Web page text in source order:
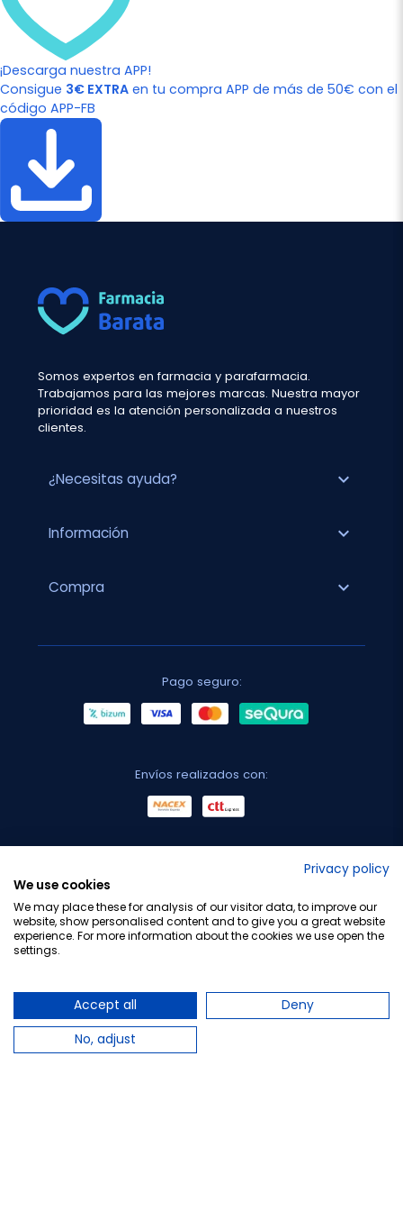
¡Descarga nuestra APP!
Consigue 3€ EXTRA en tu compra APP de más de 50€ con el
código APP-FB
Somos expertos en farmacia y parafarmacia.
Trabajamos para las mejores marcas. Nuestra mayor
prioridad es la atención personalizada a nuestros
clientes.
¿Necesitas ayuda? expand_more
Información expand_more
Compra expand_more
Pago seguro:
Envíos realizados con:
Privacy policy
We use cookies
We may place these for analysis of our visitor data, to improve our
website, show personalised content and to give you a great website
experience. For more information about the cookies we use open the
settings.
Accept all
Deny
No, adjust